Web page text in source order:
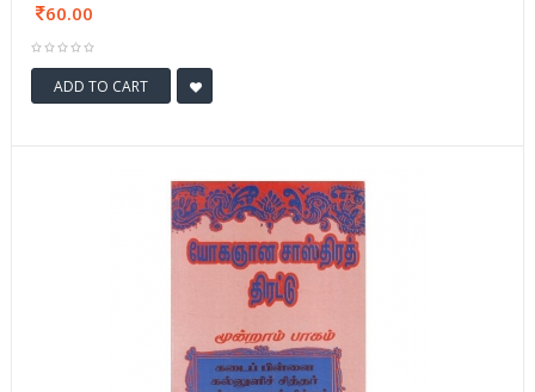
60.00
ADD TO CART